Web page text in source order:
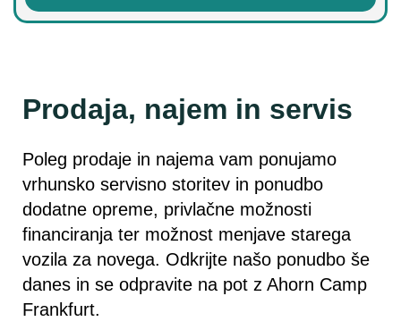
Prodaja, najem in servis
Poleg prodaje in najema vam ponujamo
vrhunsko servisno storitev in ponudbo
dodatne opreme, privlačne možnosti
financiranja ter možnost menjave starega
vozila za novega. Odkrijte našo ponudbo še
danes in se odpravite na pot z Ahorn Camp
Frankfurt.